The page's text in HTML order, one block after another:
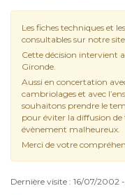
Les fiches techniques et
consultables sur notre site.
Cette décision intervient
Gironde.
Aussi en concertation
cambriolages et avec
souhaitons prendre le
pour éviter la diffusion
évènement malheureux.
Merci de votre
Dernière visite : 16/07/2002